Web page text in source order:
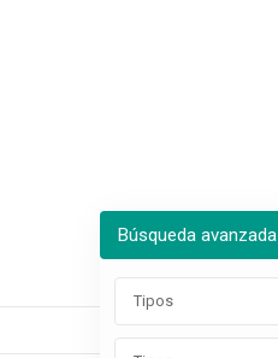
Búsqueda avanzada
Tipos